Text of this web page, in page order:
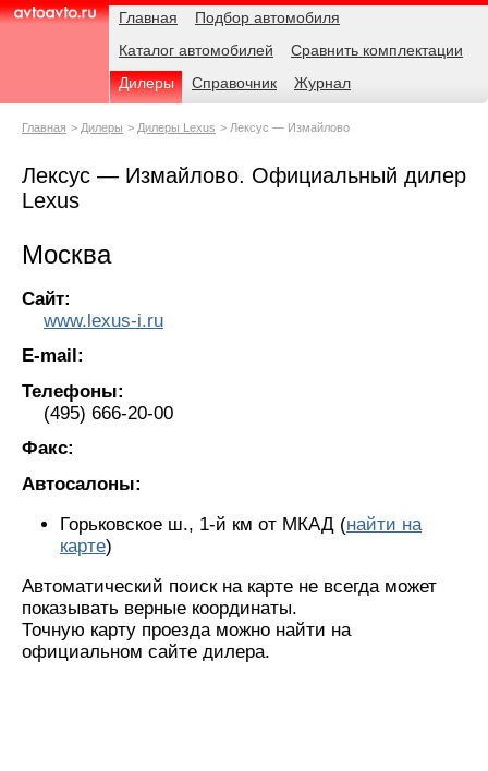
AvtoAvto.ru
Навигация Главная
Подбор автомобиля
Каталог автомобилей
Сравнить комплектации
Дилеры
Справочник Журнал
Родительские
Главная Дилеры Дилеры Lexus Лексус — Измайлово
Лексус — Измайлово. Официальный дилер
Lexus
Москва
Сайт:
www.lexus-i.ru
E-mail:
Телефоны:
(495) 666-20-00
Факс:
Автосалоны:
Горьковское ш., 1-й км от МКАД (найти на
карте)
Автоматический поиск на карте не всегда может
показывать верные координаты.
Точную карту проезда можно найти на
официальном сайте дилера.